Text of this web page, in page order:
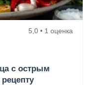
5,0 • 1 оценка
с острым